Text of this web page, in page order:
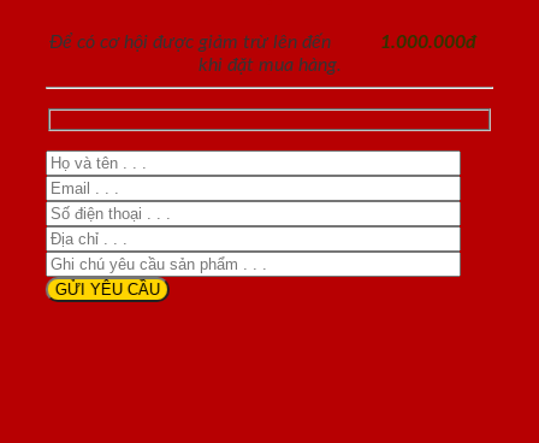
Để có cơ hội được giảm trừ lên đến
1.000.000đ
khi đặt mua hàng.